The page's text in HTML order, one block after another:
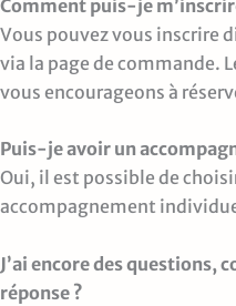
Comment puis-je
Vous pouvez vous inscrire
via la page de commande.
vous encourageons à
Puis-je avoir un
Oui, il est possible de
accompagnement
J’ai encore des questions,
réponse ?